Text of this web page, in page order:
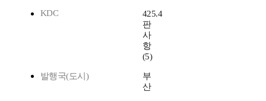
KDC
425.4
판
사
항
(5)
발행국(도시)
부
산